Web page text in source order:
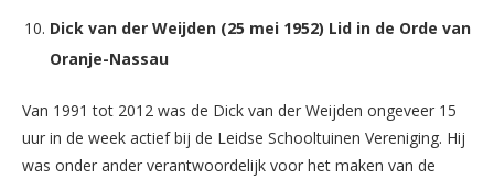
Dick van der Weijden (25 mei 1952) Lid in de Orde van
Oranje-Nassau
Van 1991 tot 2012 was de Dick van der Weijden ongeveer 15
uur in de week actief bij de Leidse Schooltuinen Vereniging. Hij
was onder ander verantwoordelijk voor het maken van de